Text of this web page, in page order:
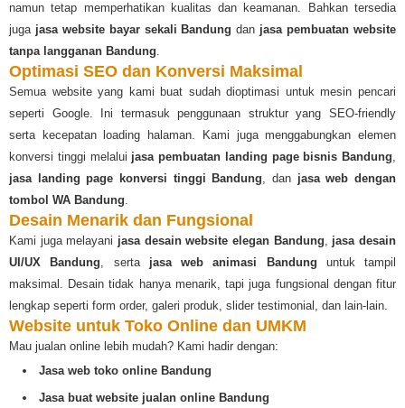
namun tetap memperhatikan kualitas dan keamanan. Bahkan tersedia
juga jasa website bayar sekali Bandung dan jasa pembuatan website
tanpa langganan Bandung.
Optimasi SEO dan Konversi Maksimal
Semua website yang kami buat sudah dioptimasi untuk mesin pencari
seperti Google. Ini termasuk penggunaan struktur yang SEO-friendly
serta kecepatan loading halaman. Kami juga menggabungkan elemen
konversi tinggi melalui jasa pembuatan landing page bisnis Bandung,
jasa landing page konversi tinggi Bandung, dan jasa web dengan
tombol WA Bandung.
Desain Menarik dan Fungsional
Kami juga melayani jasa desain website elegan Bandung, jasa desain
UI/UX Bandung, serta jasa web animasi Bandung untuk tampil
maksimal. Desain tidak hanya menarik, tapi juga fungsional dengan fitur
lengkap seperti form order, galeri produk, slider testimonial, dan lain-lain.
Website untuk Toko Online dan UMKM
Mau jualan online lebih mudah? Kami hadir dengan:
Jasa web toko online Bandung
Jasa buat website jualan online Bandung